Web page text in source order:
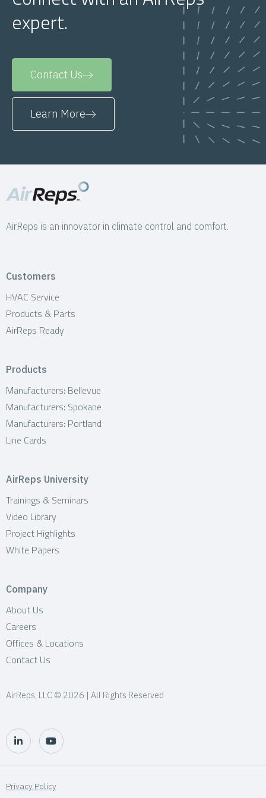
expert.
Contact Us
Learn More
AirReps is an innovator in climate control and comfort.
Customers
HVAC Service
Products & Parts
AirReps Ready
Products
Manufacturers: Bellevue
Manufacturers: Spokane
Manufacturers: Portland
Line Cards
AirReps University
Trainings & Seminars
Video Library
Project Highlights
White Papers
Company
About Us
Careers
Offices & Locations
Contact Us
AirReps, LLC © 2026 | All Rights Reserved
Privacy Policy